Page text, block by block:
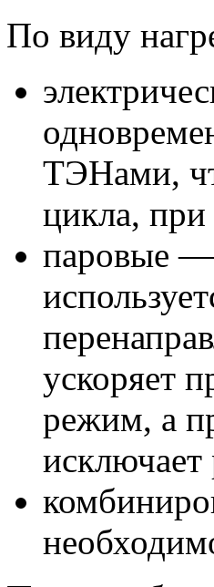
По виду
ТЭНами,
цикла, при
паровые —
ускоряет
режим, а
исключает